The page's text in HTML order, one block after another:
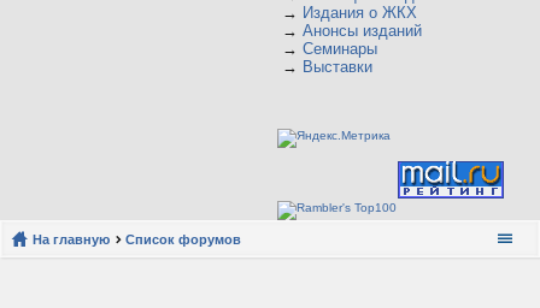
→ Издания о ЖКХ
→ Анонсы изданий
→ Семинары
→ Выставки
На главную Список форумов